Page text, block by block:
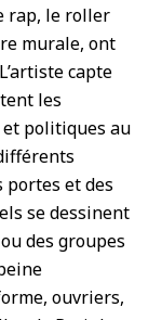
rap, le roller
murale, ont
capte
les
politiques au
portes et des
se dessinent
des groupes
ouvriers,